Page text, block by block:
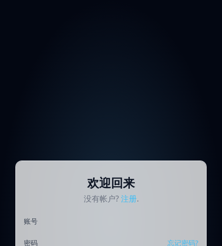
欢迎回来
没有帐户?注册.
账号
密码 忘记密码?